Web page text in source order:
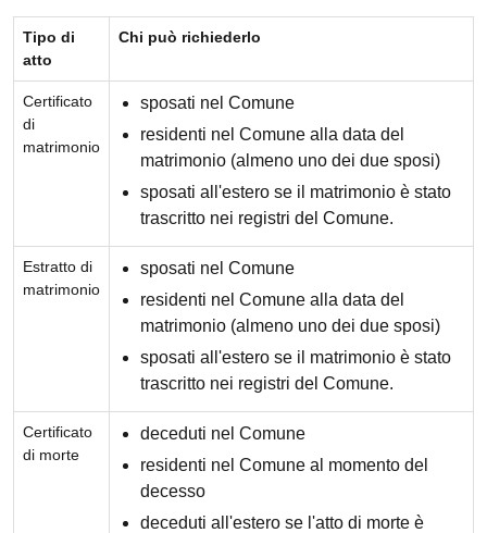
Tipo di
atto
Chi può richiederlo
Certificato
di
matrimonio
sposati nel Comune
residenti nel Comune alla data del
matrimonio (almeno uno dei due sposi)
sposati all'estero se il matrimonio è stato
trascritto nei registri del Comune.
Estratto di
matrimonio
sposati nel Comune
residenti nel Comune alla data del
matrimonio (almeno uno dei due sposi)
sposati all'estero se il matrimonio è stato
trascritto nei registri del Comune.
Certificato
di morte
deceduti nel Comune
residenti nel Comune al momento del
decesso
deceduti all'estero se l'atto di morte è